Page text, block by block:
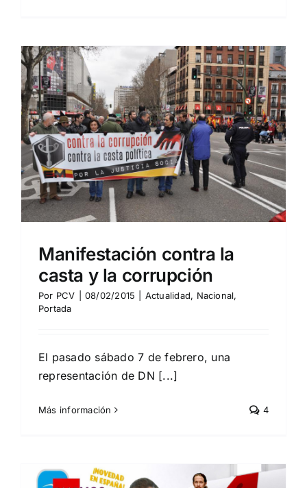
Manifestación contra la
casta y la corrupción
Por PCV 08/02/2015 Actualidad, Nacional,
Portada
El pasado sábado 7 de febrero, una
representación de DN [...]
Más información 4